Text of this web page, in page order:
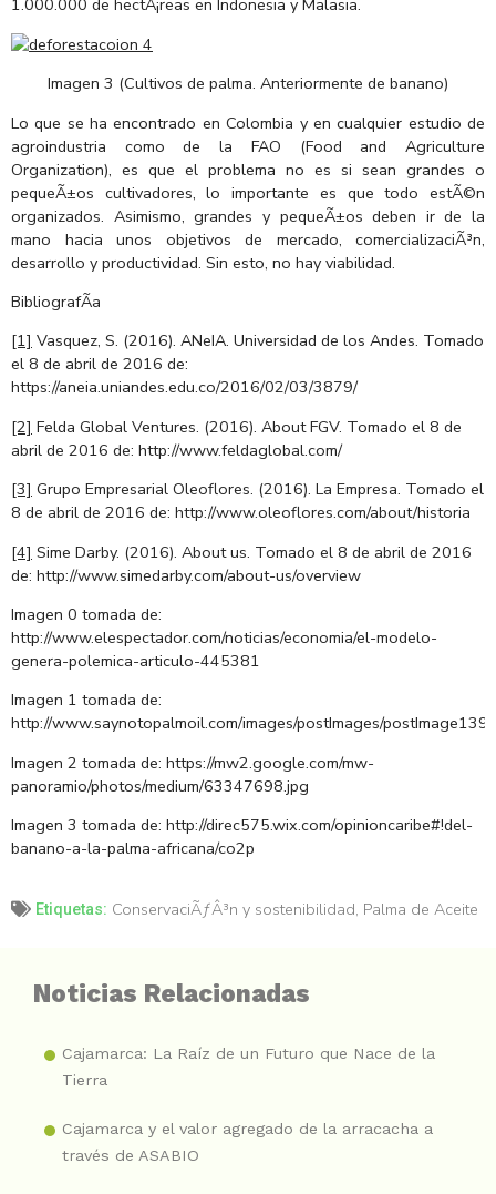
1.000.000 de hectÃ¡reas en Indonesia y Malasia.
Imagen 3 (Cultivos de palma. Anteriormente de banano)
Lo que se ha encontrado en Colombia y en cualquier estudio de
agroindustria como de la FAO (Food and Agriculture
Organization), es que el problema no es si sean grandes o
pequeÃ±os cultivadores, lo importante es que todo estÃ©n
organizados. Asimismo, grandes y pequeÃ±os deben ir de la
mano hacia unos objetivos de mercado, comercializaciÃ³n,
desarrollo y productividad. Sin esto, no hay viabilidad.
BibliografÃ­a
[1] Vasquez, S. (2016). ANeIA. Universidad de los Andes. Tomado
el 8 de abril de 2016 de:
https://aneia.uniandes.edu.co/2016/02/03/3879/
[2] Felda Global Ventures. (2016). About FGV. Tomado el 8 de
abril de 2016 de: http://www.feldaglobal.com/
[3] Grupo Empresarial Oleoflores. (2016). La Empresa. Tomado el
8 de abril de 2016 de: http://www.oleoflores.com/about/historia
[4] Sime Darby. (2016). About us. Tomado el 8 de abril de 2016
de: http://www.simedarby.com/about-us/overview
Imagen 0 tomada de:
http://www.elespectador.com/noticias/economia/el-modelo-
genera-polemica-articulo-445381
Imagen 1 tomada de:
http://www.saynotopalmoil.com/images/postImages/
Imagen 2 tomada de: https://mw2.google.com/mw-
panoramio/photos/medium/63347698.jpg
Imagen 3 tomada de: http://direc575.wix.com/opinioncaribe#!del-
banano-a-la-palma-africana/co2p
Etiquetas: ConservaciÃƒÂ³n y sostenibilidad, Palma de Aceite
Noticias Relacionadas
Cajamarca: La Raíz de un Futuro que Nace de la
Tierra
Cajamarca y el valor agregado de la arracacha a
través de ASABIO